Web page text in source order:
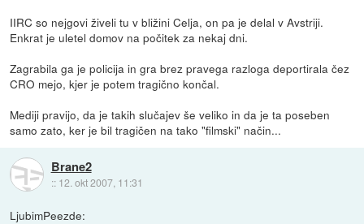
IIRC so nejgovi živeli tu v bližini Celja, on pa je delal v Avstriji.
Enkrat je uletel domov na počitek za nekaj dni.
Zagrabila ga je policija in gra brez pravega razloga deportirala čez
CRO mejo, kjer je potem tragično končal.
Mediji pravijo, da je takih slučajev še veliko in da je ta poseben
samo zato, ker je bil tragičen na tako "filmski" način...
Brane2
:: 12. okt 2007, 11:31
LjubimPeezde: